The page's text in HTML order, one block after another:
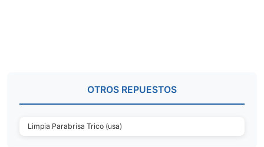
OTROS REPUESTOS
Limpia Parabrisa Trico (usa)